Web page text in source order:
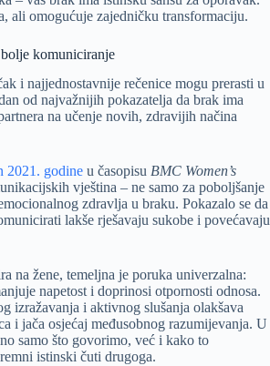
ali omogućuje zajedničku transformaciju.
komuniciranje
i najjednostavnije rečenice mogu prerasti u
od najvažnijih pokazatelja da brak ima
na učenje novih, zdravijih načina
2021. godine u časopisu BMC Women’s
vještina – ne samo za poboljšanje
zdravlja u braku. Pokazalo se da
lakše rješavaju sukobe i povećavaju
na žene, temeljna je poruka univerzalna:
napetost i doprinosi otpornosti odnosa.
izražavanja i aktivnog slušanja olakšava
i jača osjećaj međusobnog razumijevanja. U
samo što govorimo, već i kako to
istinski čuti drugoga.